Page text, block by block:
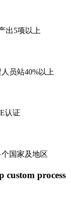
出5项以上
员站40%以上
认证
国家及地区
custom process